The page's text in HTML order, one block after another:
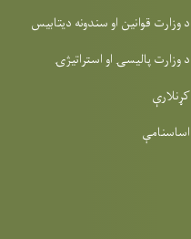
د وزارت قوانین او سندونه دیتابیس
د وزارت پالیسۍ او استراتیژۍ
کړنلارې
اساسنامې